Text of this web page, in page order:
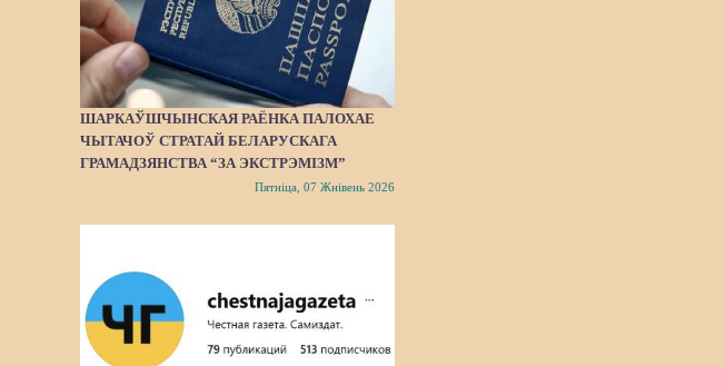
ШАРКАЎШЧЫНСКАЯ РАЁНКА ПАЛОХАЕ
ЧЫТАЧОЎ СТРАТАЙ БЕЛАРУСКАГА
ГРАМАДЗЯНСТВА “ЗА ЭКСТРЭМІЗМ”
Пятніца, 07 Жнівень 2026